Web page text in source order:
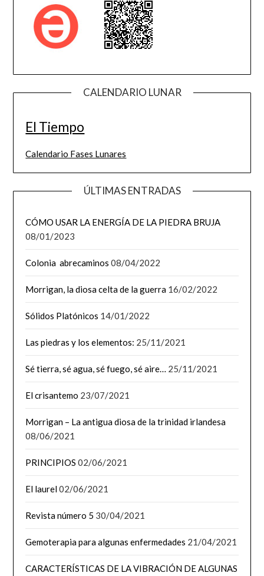
CALENDARIO LUNAR
El Tiempo
Calendario Fases Lunares
ÚLTIMAS ENTRADAS
CÓMO USAR LA ENERGÍA DE LA PIEDRA BRUJA
08/01/2023
Colonia abrecaminos 08/04/2022
Morrigan, la diosa celta de la guerra 16/02/2022
Sólidos Platónicos 14/01/2022
Las piedras y los elementos: 25/11/2021
Sé tierra, sé agua, sé fuego, sé aire… 25/11/2021
El crisantemo 23/07/2021
Morrigan – La antigua diosa de la trinidad irlandesa
08/06/2021
PRINCIPIOS 02/06/2021
El laurel02/06/2021
Revista número 5 30/04/2021
Gemoterapia para algunas enfermedades 21/04/2021
CARACTERÍSTICAS DE LA VIBRACIÓN DE ALGUNAS